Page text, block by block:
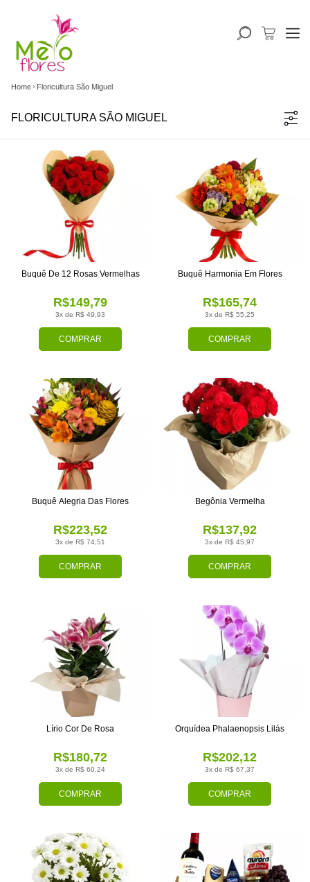
Home Floricultura São Miguel
FLORICULTURA SÃO MIGUEL
COMPRAR
3x de R$ 49,93
R$149,79
Buquê De 12 Rosas Vermelhas
COMPRAR
3x de R$ 55,25
R$165,74
Buquê Harmonia Em Flores
COMPRAR
3x de R$ 74,51
R$223,52
Buquê Alegria Das Flores
COMPRAR
3x de R$ 45,97
R$137,92
Begônia Vermelha
COMPRAR
3x de R$ 60,24
R$180,72
Lírio Cor De Rosa
COMPRAR
3x de R$ 67,37
R$202,12
Orquídea Phalaenopsis Lilás